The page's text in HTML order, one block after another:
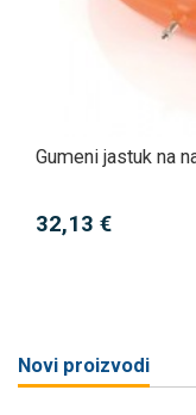
Gumeni jastuk na
32,13 €
Novi proizvodi